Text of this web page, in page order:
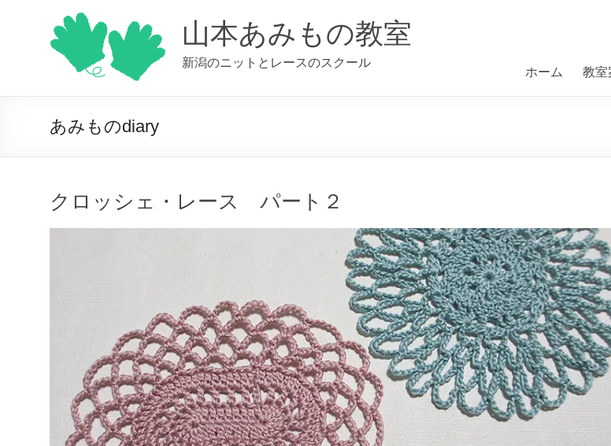
山本あみもの教室
新潟のニットとレースのスクール
ホーム 教室
あみものdiary
クロッシェ・レース パート２